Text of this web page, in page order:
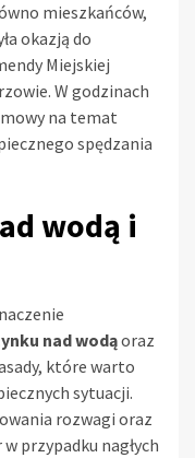
mieszkańców,
okazją do
Miejskiej
W godzinach
na temat
spędzania
wodą i
nad wodąoraz
które warto
sytuacji.
rozwagi oraz
przypadku nagłych